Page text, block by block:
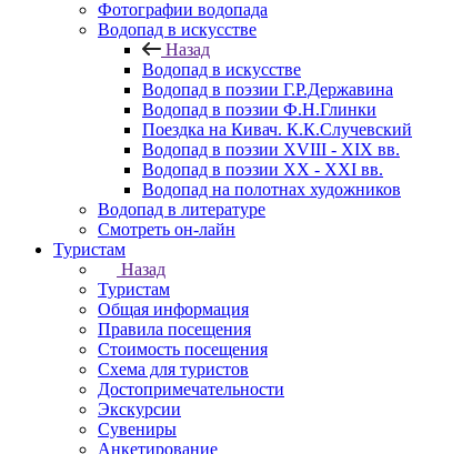
Фотографии водопада
Водопад в искусстве
Назад
Водопад в искусстве
Водопад в поэзии Г.Р.Державина
Водопад в поэзии Ф.Н.Глинки
Поездка на Кивач. К.К.Случевский
Водопад в поэзии XVIII - XIX вв.
Водопад в поэзии XX - XXI вв.
Водопад на полотнах художников
Водопад в литературе
Смотреть он-лайн
Туристам
Назад
Туристам
Общая информация
Правила посещения
Стоимость посещения
Схема для туристов
Достопримечательности
Экскурсии
Сувениры
Анкетирование